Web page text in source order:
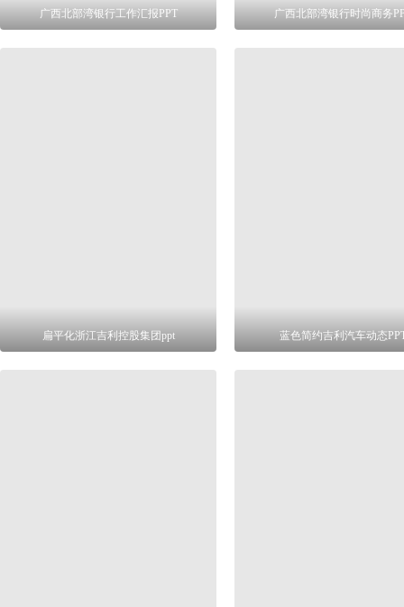
广西北部湾银行工作汇报PPT 广西北部湾银行时尚商务
扁平化浙江吉利控股集团ppt 蓝色简约吉利汽车动态